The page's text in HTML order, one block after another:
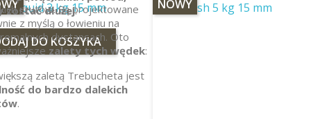
zostać dłużej.
DO KOSZYKA
rzutów. Są projektowane
z myślą o łowieniu na
dystansach. Oto
zalety tych wędek:
zaletą Trebucheta jest
do bardzo dalekich
.
NOWY